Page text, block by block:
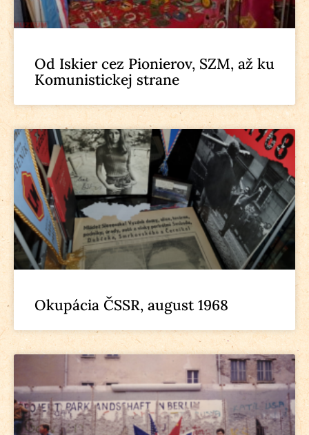
Od Iskier cez Pionierov, SZM, až ku
Komunistickej strane
Okupácia ČSSR, august 1968